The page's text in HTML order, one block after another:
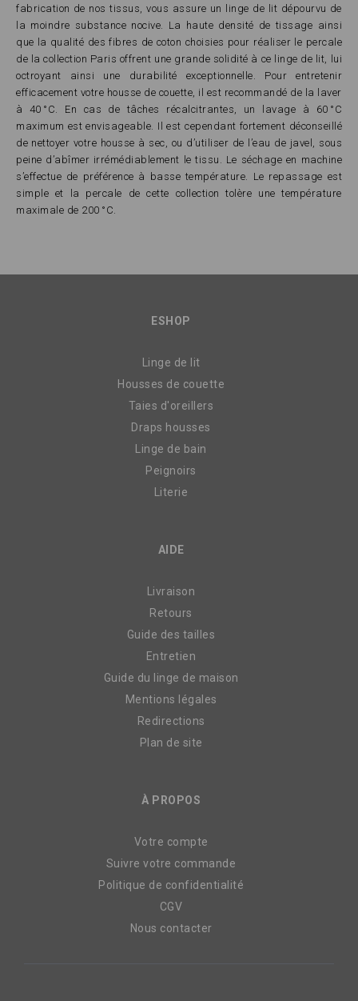
fabrication de nos tissus, vous assure un linge de lit dépourvu de
la moindre substance nocive. La haute densité de tissage ainsi
que la qualité des fibres de coton choisies pour réaliser le percale
de la collection Paris offrent une grande solidité à ce linge de lit, lui
octroyant ainsi une durabilité exceptionnelle. Pour entretenir
efficacement votre housse de couette, il est recommandé de la laver
à 40 °C. En cas de tâches récalcitrantes, un lavage à 60 °C
maximum est envisageable. Il est cependant fortement déconseillé
de nettoyer votre housse à sec, ou d’utiliser de l’eau de javel, sous
peine d’abîmer irrémédiablement le tissu. Le séchage en machine
s’effectue de préférence à basse température. Le repassage est
simple et la percale de cette collection tolère une température
maximale de 200 °C.
ESHOP
Linge de lit
Housses de couette
Taies d'oreillers
Draps housses
Linge de bain
Peignoirs
Literie
AIDE
Livraison
Retours
Guide des tailles
Entretien
Guide du linge de maison
Mentions légales
Redirections
Plan de site
À PROPOS
Votre compte
Suivre votre commande
Politique de confidentialité
CGV
Nous contacter